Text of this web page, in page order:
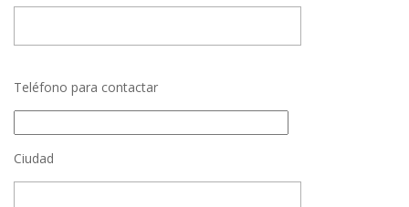
Teléfono para contactar
Ciudad